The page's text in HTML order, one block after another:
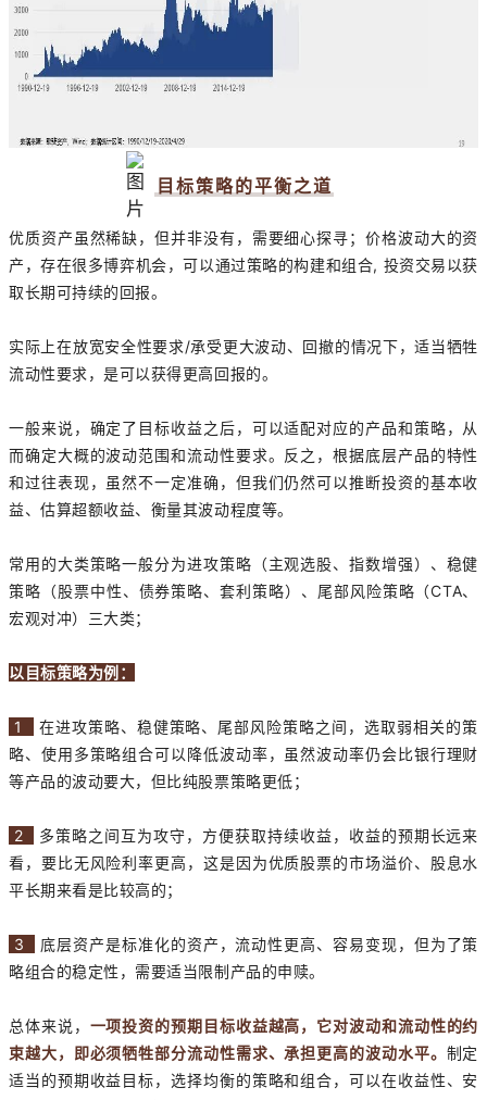
目标策略的平衡之道
优质资产虽然稀缺，但并非没有，需要细心探寻；价格波动大的资
产，存在很多博弈机会，可以通过策略的构建和组合, 投资交易以获
取长期可持续的回报。
实际上在放宽安全性要求/承受更大波动、回撤的情况下，适当牺牲
流动性要求，是可以获得更高回报的。
一般来说，确定了目标收益之后，可以适配对应的产品和策略，从
而确定大概的波动范围和流动性要求。反之，根据底层产品的特性
和过往表现，虽然不一定准确，但我们仍然可以推断投资的基本收
益、估算超额收益、衡量其波动程度等。
常用的大类策略一般分为进攻策略（主观选股、指数增强）、稳健
策略（股票中性、债券策略、套利策略）、尾部风险策略（CTA、
宏观对冲）三大类；
以目标策略为例：
1
在进攻策略、稳健策略、尾部风险策略之间，选取弱相关的策
略、使用多策略组合可以降低波动率，虽然波动率仍会比银行理财
等产品的波动要大，但比纯股票策略更低；
2
多策略之间互为攻守，方便获取持续收益，收益的预期长远来
看，要比无风险利率更高，这是因为优质股票的市场溢价、股息水
平长期来看是比较高的；
3
底层资产是标准化的资产，流动性更高、容易变现，但为了策
略组合的稳定性，需要适当限制产品的申赎。
总体来说， 一项投资的预期目标收益越高，它对波动和流动性的约
束越大，即必须牺牲部分流动性需求、承担更高的波动水平。 制定
适当的预期收益目标，选择均衡的策略和组合，可以在收益性、安